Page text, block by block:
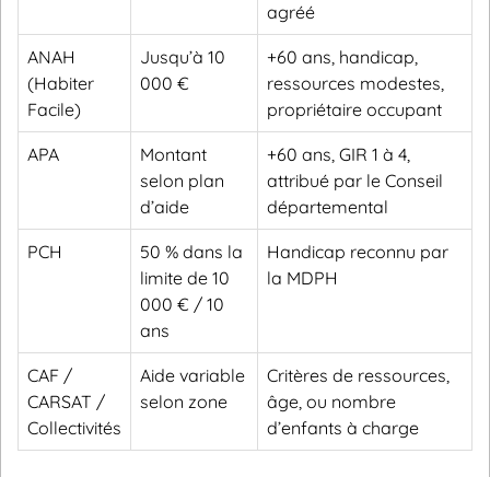
agréé
ANAH
(Habiter
Facile)
Jusqu’à 10
000 €
+60 ans, handicap,
ressources modestes,
propriétaire occupant
APA
Montant
selon plan
d’aide
+60 ans, GIR 1 à 4,
attribué par le Conseil
départemental
PCH
50 % dans la
limite de 10
000 € / 10
ans
Handicap reconnu par
la MDPH
CAF /
CARSAT /
Collectivités
Aide variable
selon zone
Critères de ressources,
âge, ou nombre
d’enfants à charge